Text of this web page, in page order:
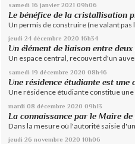
samedi 16 janvier 2021 09h06
Le bénéfice de la cristallisation
Un permis de construire (ne valant pas
jeudi 24 décembre 2020 16h34
Un élément de liaison entre deux
Un espace central, recouvert d'un
samedi 19 décembre 2020 08h46
Une résidence étudiante est une
Une résidence étudiante constitue une
mardi 08 décembre 2020 09h13
La connaissance par le Maire de
Dans la mesure où l'autorité saisie
jeudi 26 novembre 2020 10h06